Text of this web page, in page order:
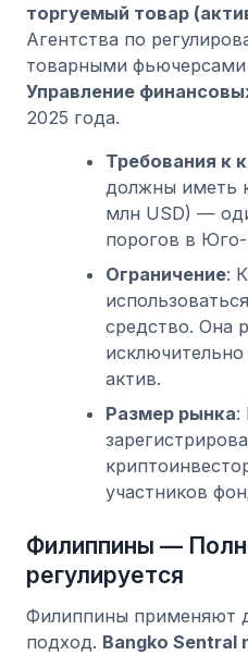
торгуемый товар
Агентства по
товарными фьючерсами
Управление
2025 года.
Требования к
должны иметь
млн USD) —
порогов в
Ограничение:
средство. Она
актив.
Размер рынка:
участников
Филиппины —
регулируется
Филиппины применяют
подход. Bangko Sentral